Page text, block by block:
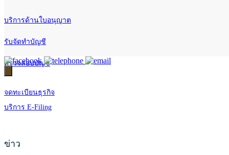
บริการด้านใบอนุญาต
รับจัดทำบัญชี
ตรวจสอบบัญชี
จดทะเบียนธุรกิจ
บริการ E-Filing
ข่าว